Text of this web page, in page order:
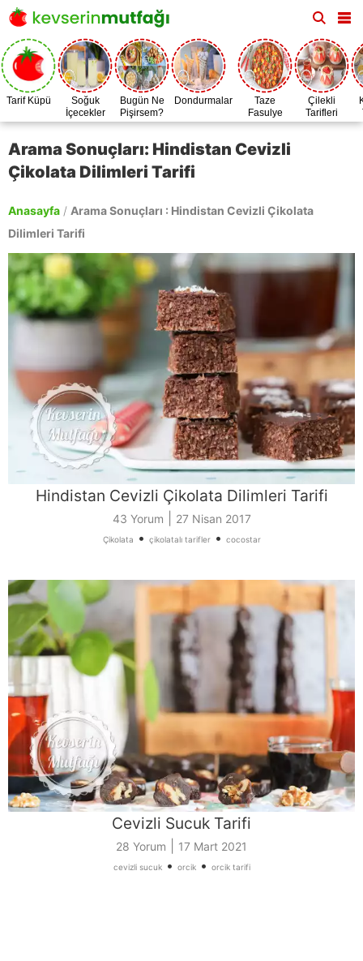
Tarif Küpü
Soğuk
İçecekler
Bugün Ne
Pişirsem?
Dondurmalar
Taze
Fasulye
Zamanı
Çilekli
Tarifleri
Arama Sonuçları: Hindistan Cevizli
Çikolata Dilimleri Tarifi
Anasayfa / Arama Sonuçları : Hindistan Cevizli Çikolata
Dilimleri Tarifi
Hindistan Cevizli Çikolata Dilimleri Tarifi
43 Yorum 27 Nisan 2017
Çikolata • çikolatalı tarifler• cocostar
Cevizli Sucuk Tarifi
28 Yorum 17 Mart 2021
cevizli sucuk• orcik• orcik tarifi